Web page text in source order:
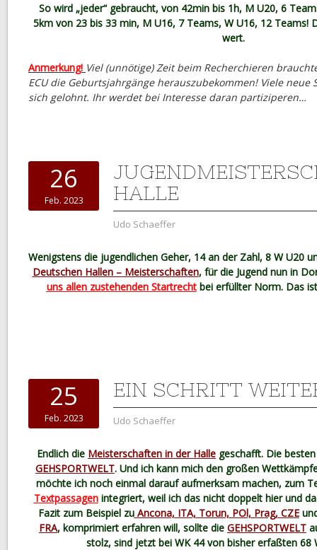
So wird „jeder“ gebraucht, von 42min bis 1h, M U20, 6
5km von 23 bis 33 min, M U16, 7 Teams, W U16, 12 Teams!
wert.
Anmerkung! Viel (unnötige) Zeit beim Recherchieren
ECU die Geburtsjahrgänge herauszubekommen! Viele neue
sich gelohnt. Ihr werdet bei Interesse daran partiziperen…
26
Feb. 2023
HALLE
Udo Schaeffer
Wenigstens die jugendlichen Geher, 14 an der Zahl, 8 W U20
Deutschen Hallen – Meisterschaften, für die Jugend nun in
uns allen zustehenden Startrechtbei erfüllter Norm. Das
25
Feb. 2023
EIN SCHRITT
Udo Schaeffer
Endlich die Meisterschaften in der Halle geschafft. Die
GEHSPORTWELT. Und ich kann mich den großen
möchte ich noch einmal darauf aufmerksam machen, zum
Textpassagenintegriert, weil ich das nicht doppelt hier und
Fazit zum Beispiel zuAncona, ITA, Torun, POl, Prag, CZE
FRA, komprimiert erfahren will, sollte die GEHSPORTWELT
stolz, sind jetzt bei WK 44 von bisher erfaßten 68